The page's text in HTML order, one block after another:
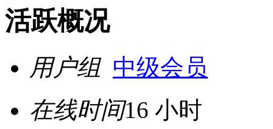
活跃概况
用户组 中级会员
在线时间16 小时